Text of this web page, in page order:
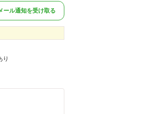
ール通知を受け取る
り